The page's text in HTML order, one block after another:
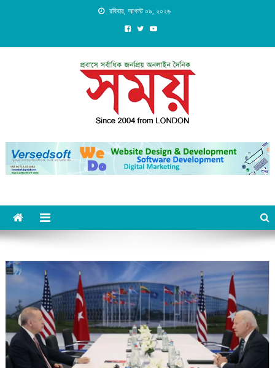
রবিবার, আগস্ট ০৯, ২০২৬
Daily Shomoy, Since 2004
from LONDON